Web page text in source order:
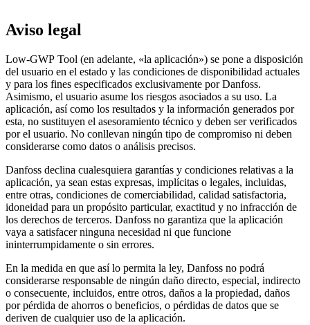
Aviso legal
Low-GWP Tool (en adelante, «la aplicación») se pone a disposición
del usuario en el estado y las condiciones de disponibilidad actuales
y para los fines especificados exclusivamente por Danfoss.
Asimismo, el usuario asume los riesgos asociados a su uso. La
aplicación, así como los resultados y la información generados por
esta, no sustituyen el asesoramiento técnico y deben ser verificados
por el usuario. No conllevan ningún tipo de compromiso ni deben
considerarse como datos o análisis precisos.
Danfoss declina cualesquiera garantías y condiciones relativas a la
aplicación, ya sean estas expresas, implícitas o legales, incluidas,
entre otras, condiciones de comerciabilidad, calidad satisfactoria,
idoneidad para un propósito particular, exactitud y no infracción de
los derechos de terceros. Danfoss no garantiza que la aplicación
vaya a satisfacer ninguna necesidad ni que funcione
ininterrumpidamente o sin errores.
En la medida en que así lo permita la ley, Danfoss no podrá
considerarse responsable de ningún daño directo, especial, indirecto
o consecuente, incluidos, entre otros, daños a la propiedad, daños
por pérdida de ahorros o beneficios, o pérdidas de datos que se
deriven de cualquier uso de la aplicación.